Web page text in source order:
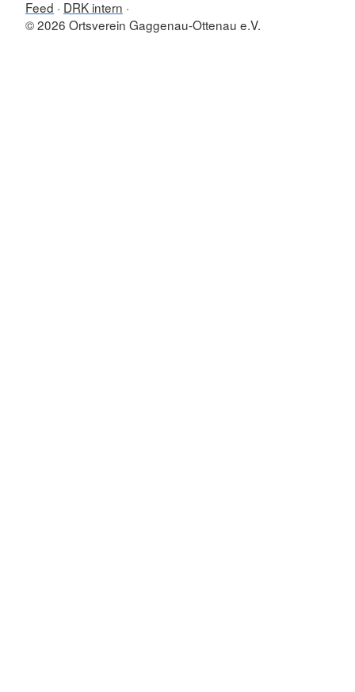
Feed
DRK intern
© 2026 Ortsverein Gaggenau-Ottenau e.V.